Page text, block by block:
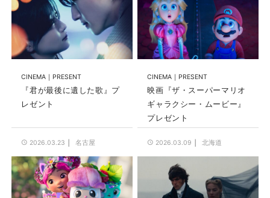
CINEMA PRESENT
『君が最後に遺した歌』プ
レゼント
2026.03.23 名古屋
CINEMA PRESENT
映画『ザ・スーパーマリオ
ギャラクシー・ムービー』
プレゼント
2026.03.09 北海道